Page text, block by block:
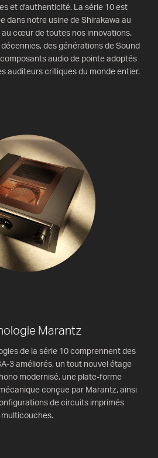
et d'authenticité. La série 10 est
dans notre usine de Shirakawa au
au cœur de toutes nos innovations.
des générations de Sound
audio de pointe adoptés
auditeurs critiques du monde entier.
Marantz
de la série 10 comprennent des
3 améliorés, un tout nouvel étage
modernisé, une plate-forme
conçue par Marantz, ainsi
de circuits imprimés
multicouches.